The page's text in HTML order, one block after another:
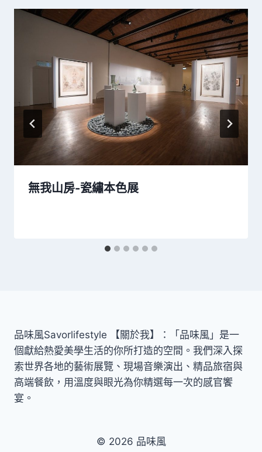
無我山房-瓷繡本色展
品味風Savorlifestyle 【關於我】：「品味風」是一
個獻給熱愛美學生活的你所打造的空間。我們深入探
索世界各地的藝術展覽、現場音樂演出、精品旅宿與
高端餐飲，用溫度與眼光為你精選每一次的感官饗
宴。
© 2026 品味風